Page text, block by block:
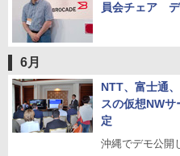
員会チェア デ
6月
NTT、富士通
スの仮想NW
定
沖縄でデモ公開